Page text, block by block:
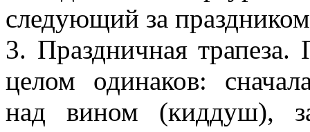
следующий за
3. Праздничная
целом одинаков:
над вином (киддуш),